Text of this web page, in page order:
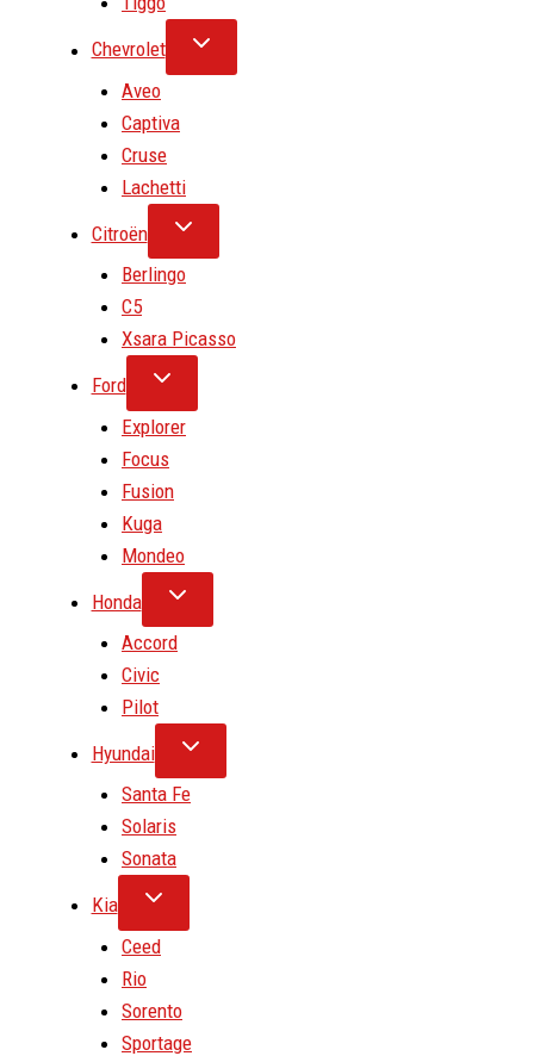
Chevrolet
Aveo
Captiva
Cruse
Lachetti
Citroën
Berlingo
C5
Xsara Picasso
Ford
Explorer
Focus
Fusion
Kuga
Mondeo
Honda
Accord
Civic
Pilot
Hyundai
Santa Fe
Solaris
Sonata
Kia
Ceed
Rio
Sorento
Sportage